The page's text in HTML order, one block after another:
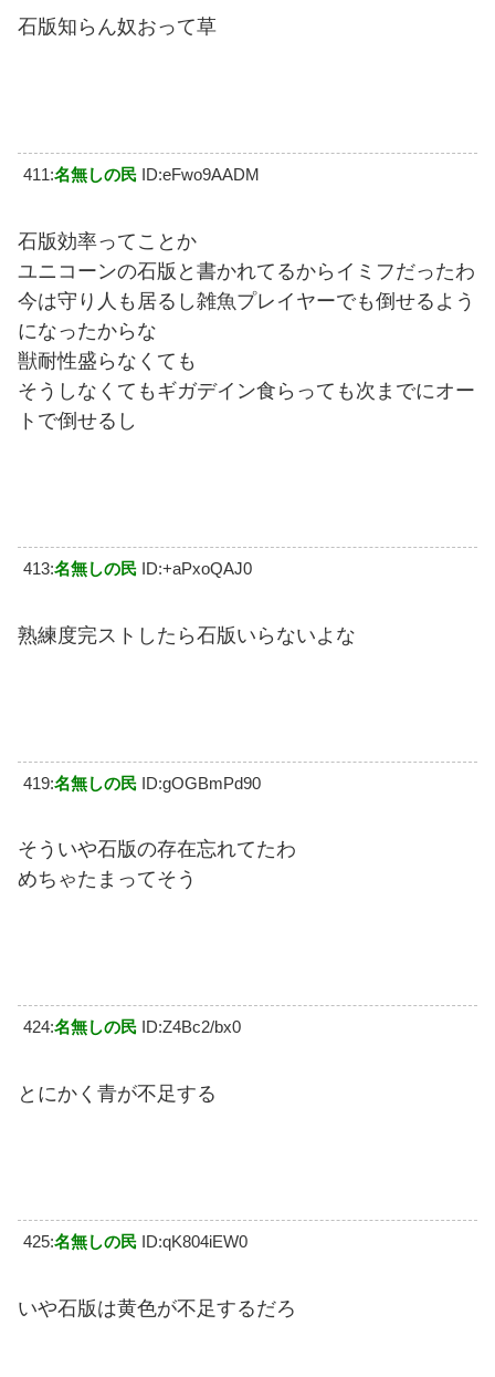
石版知らん奴おって草
411:名無しの民 ID:eFwo9AADM
石版効率ってことか
ユニコーンの石版と書かれてるからイミフだったわ
今は守り人も居るし雑魚プレイヤーでも倒せるよう
になったからな
獣耐性盛らなくても
そうしなくてもギガデイン食らっても次までにオー
トで倒せるし
413:名無しの民 ID:+aPxoQAJ0
熟練度完ストしたら石版いらないよな
419:名無しの民 ID:gOGBmPd90
そういや石版の存在忘れてたわ
めちゃたまってそう
424:名無しの民 ID:Z4Bc2/bx0
とにかく青が不足する
425:名無しの民 ID:qK804iEW0
いや石版は黄色が不足するだろ